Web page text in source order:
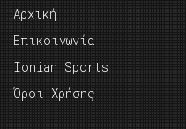
Αρχική
Επικοινωνία
Ionian Sports
Όροι Χρήσης